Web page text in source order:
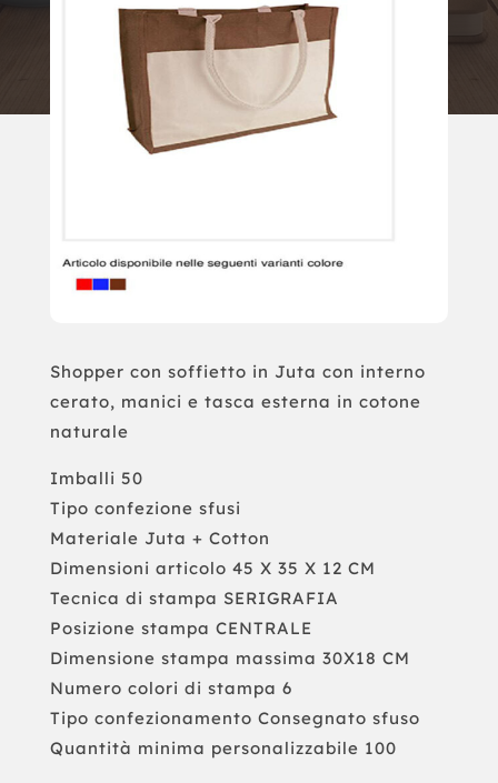
Shopper con soffietto in Juta con interno
cerato, manici e tasca esterna in cotone
naturale
Imballi 50
Tipo confezione sfusi
Materiale Juta + Cotton
Dimensioni articolo 45 X 35 X 12 CM
Tecnica di stampa SERIGRAFIA
Posizione stampa CENTRALE
Dimensione stampa massima 30X18 CM
Numero colori di stampa 6
Tipo confezionamento Consegnato sfuso
Quantità minima personalizzabile 100